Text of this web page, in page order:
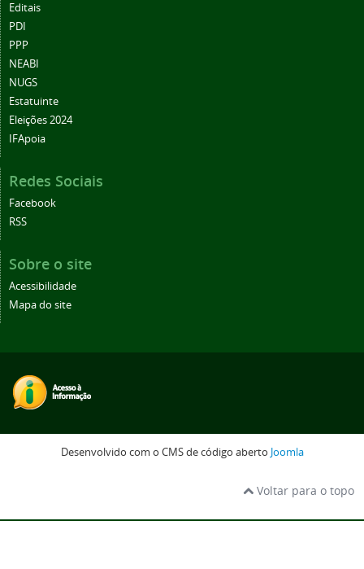
Editais
PDI
PPP
NEABI
NUGS
Estatuinte
Eleições 2024
IFApoia
Redes Sociais
Facebook
RSS
Sobre o site
Acessibilidade
Mapa do site
Desenvolvido com o CMS de código aberto Joomla
Voltar para o topo